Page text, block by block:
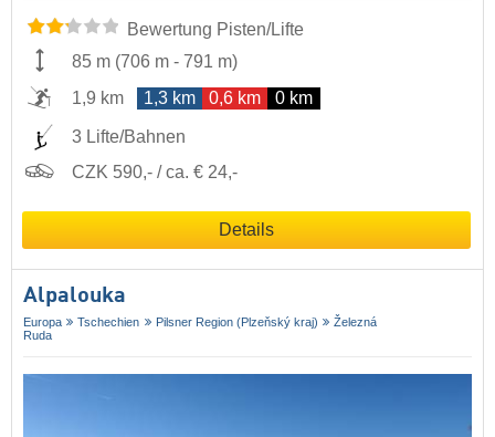
Bewertung Pisten/Lifte
85 m (706 m - 791 m)
1,9 km
1,3 km 0,6 km 0 km
3 Lifte/Bahnen
CZK 590,- / ca. € 24,-
Details
Alpalouka
Europa Tschechien Pilsner Region (Plzeňský kraj)
Železná
Ruda